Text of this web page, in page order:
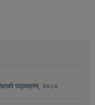
पाठ्यक्रम, २०८०